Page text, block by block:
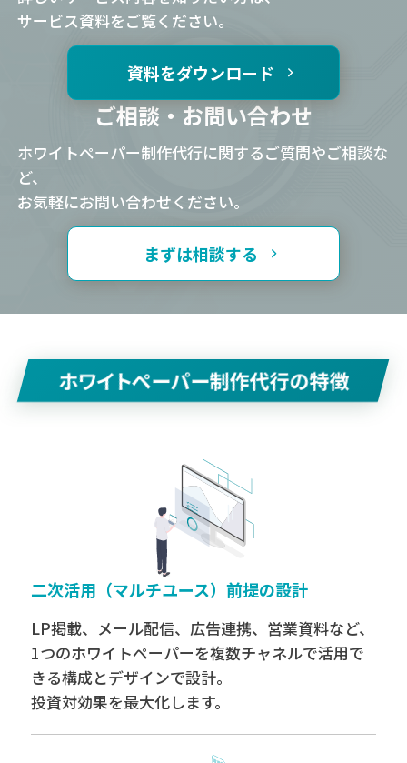
サービス資料をご覧ください。
資料をダウンロード
ご相談・お問い合わせ
ホワイトペーパー制作代行に関するご質問やご相談な
ど、
お気軽にお問い合わせください。
まずは相談する
ホワイトペーパー制作代行の特徴
二次活用（マルチユース）前提の設計
LP掲載、メール配信、広告連携、営業資料など、
1つのホワイトペーパーを複数チャネルで活用で
きる構成とデザインで設計。
投資対効果を最大化します。